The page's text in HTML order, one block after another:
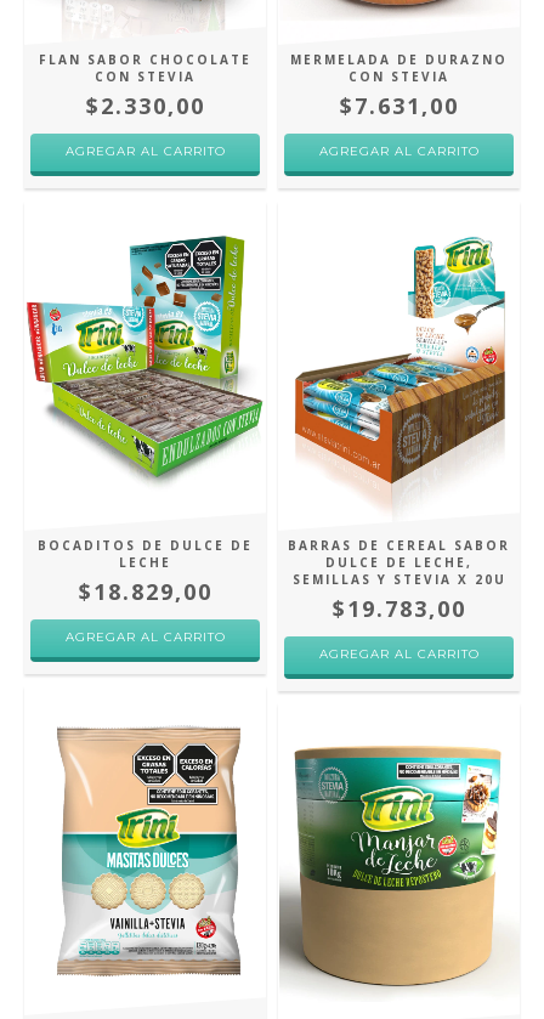
FLAN SABOR CHOCOLATE
CON STEVIA
$2.330,00
AGREGAR AL CARRITO
MERMELADA DE DURAZNO
CON STEVIA
$7.631,00
AGREGAR AL CARRITO
BOCADITOS DE DULCE DE
LECHE
$18.829,00
AGREGAR AL CARRITO
BARRAS DE CEREAL SABOR
DULCE DE LECHE,
SEMILLAS Y STEVIA X 20U
$19.783,00
AGREGAR AL CARRITO